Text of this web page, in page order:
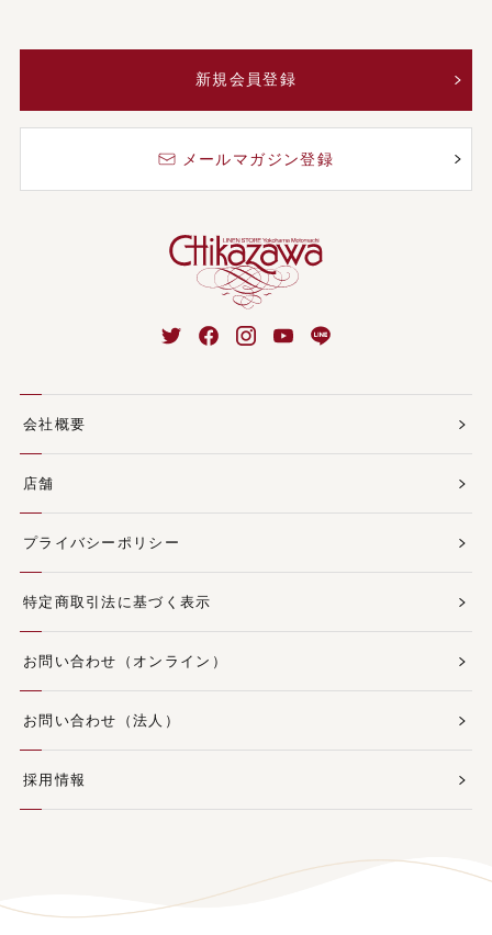
新規会員登録
メールマガジン登録
会社概要
店舗
プライバシーポリシー
特定商取引法に基づく表示
お問い合わせ（オンライン）
お問い合わせ（法人）
採用情報